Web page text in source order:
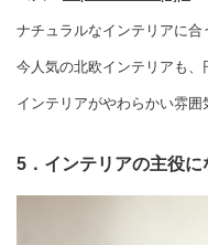
ナチュラルなインテリアに合
今人気の北欧インテリアも、
インテリアがやわらかい雰囲
5．インテリアの主役に